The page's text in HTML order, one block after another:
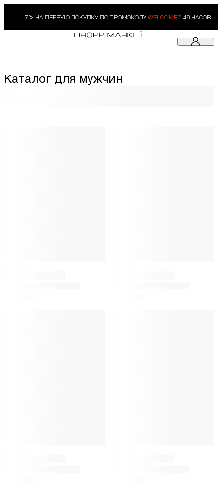
-7% НА ПЕРВУЮ ПОКУПКУ ПО ПРОМОКОДУ WELCOME7. 48 ЧАСОВ
Каталог для мужчин